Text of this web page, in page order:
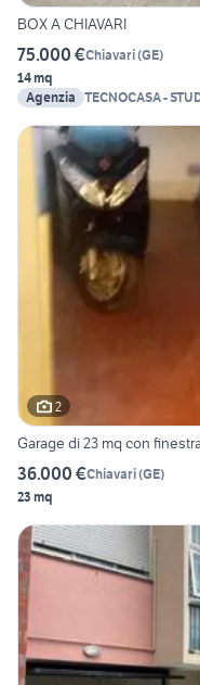
BOX A CHIAVARI
75.000 €Chiavari(GE)
14 mq
Agenzia TECNOCASA -
2
Garage di 23 mq con
36.000 €Chiavari(GE)
23 mq